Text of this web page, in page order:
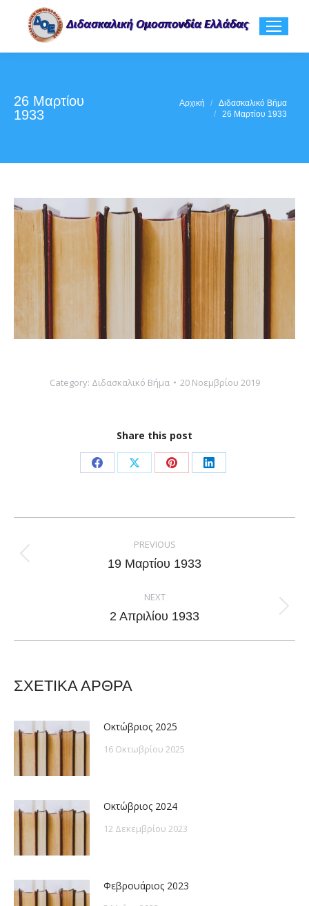
26 Μαρτίου
1933
Αρχική
Διδασκαλικό Βήμα
26 Μαρτίου 1933
Category: Διδασκαλικό Βήμα 20 Νοεμβρίου 2019
Share this post
Share
Facebook
Share
X
Share
Pinterest
Share
LinkedIn
navigation
PREVIOUS
Previous
19 Μαρτίου 1933
NEXT
Next
2 Απριλίου 1933
ΣΧΕΤΙΚΑ ΑΡΘΡΑ
Οκτώβριος 2025
16 Οκτωβρίου 2025
Οκτώβριος 2024
12 Δεκεμβρίου 2023
Φεβρουάριος 2023